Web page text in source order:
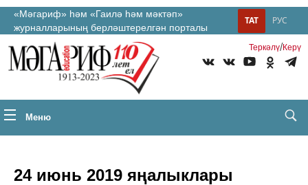
«Мәгариф» һәм «Гаилә һәм мәктәп»
журналларының берләштерелгән порталы
РУС
ТАТ
Теркəлү/Керү
Меню
24 июнь 2019 яңалыклары